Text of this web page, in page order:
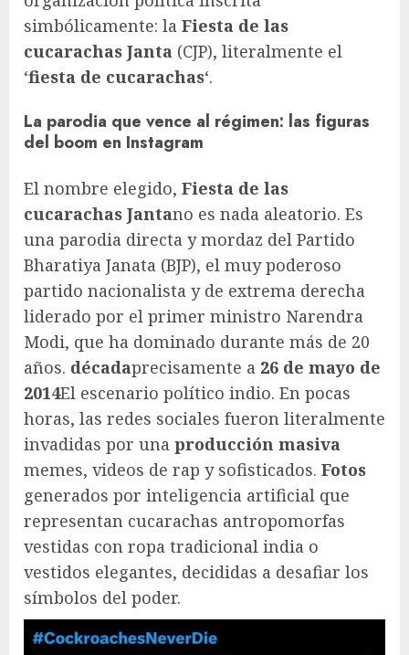
simbólicamente: la Fiesta de las
cucarachas Janta (CJP), literalmente el
‘fiesta de cucarachas‘.
La parodia que vence al régimen: las figuras
del boom en Instagram
El nombre elegido, Fiesta de las
cucarachas Jantano es nada aleatorio. Es
una parodia directa y mordaz del Partido
Bharatiya Janata (BJP), el muy poderoso
partido nacionalista y de extrema derecha
liderado por el primer ministro Narendra
Modi, que ha dominado durante más de 20
años. décadaprecisamente a 26 de mayo de
2014El escenario político indio. En pocas
horas, las redes sociales fueron literalmente
invadidas por una producción masiva
memes, videos de rap y sofisticados. Fotos
generados por inteligencia artificial que
representan cucarachas antropomorfas
vestidas con ropa tradicional india o
vestidos elegantes, decididas a desafiar los
símbolos del poder.